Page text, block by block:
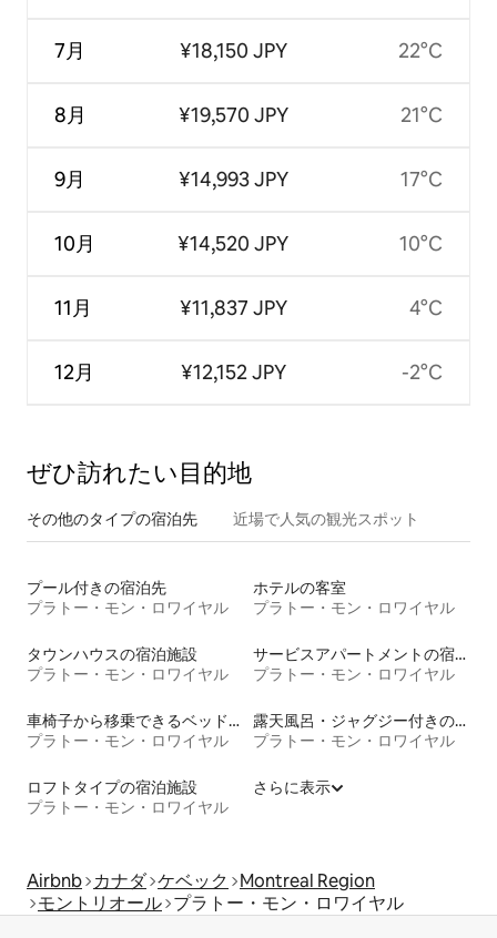
7月
8月
9月
10月
11月
12月
¥18,150 JPY
¥19,570 JPY
¥14,993 JPY
¥14,520 JPY
¥11,837 JPY
¥12,152 JPY
22°C
21°C
17°C
10°C
4°C
-2°C
ぜひ訪⁠れ⁠た⁠い目⁠的⁠地
その他のタ⁠イ⁠プ⁠の宿⁠泊⁠先 近場で人気の観光スポット
プール付きの宿泊先
プラトー・モン・ロワイヤル
ホテルの客室
プラトー・モン・ロワイヤル
タウンハウスの宿泊施設
プラトー・モン・ロワイヤル
サービスアパートメントの宿泊施設
プラトー・モン・ロワイヤル
車椅子から移乗できるベッドがある宿泊施設
プラトー・モン・ロワイヤル
露天風呂・ジャグジー付きの宿泊施設
プラトー・モン・ロワイヤル
ロフトタイプの宿泊施設
プラトー・モン・ロワイヤル
さらに表示
Airbnb カナダ ケベック
Montreal Region
モントリオール プラトー・モン・ロワイヤル